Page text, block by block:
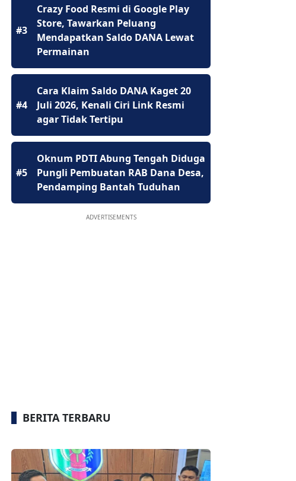
#3
Crazy Food Resmi di Google Play
Store, Tawarkan Peluang
Mendapatkan Saldo DANA Lewat
Permainan
#4
Cara Klaim Saldo DANA Kaget 20
Juli 2026, Kenali Ciri Link Resmi
agar Tidak Tertipu
#5
Oknum PDTI Abung Tengah Diduga
Pungli Pembuatan RAB Dana Desa,
Pendamping Bantah Tuduhan
ADVERTISEMENTS
BERITA TERBARU